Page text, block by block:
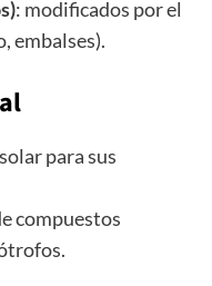
: modificados por el
embalses).
para sus
compuestos